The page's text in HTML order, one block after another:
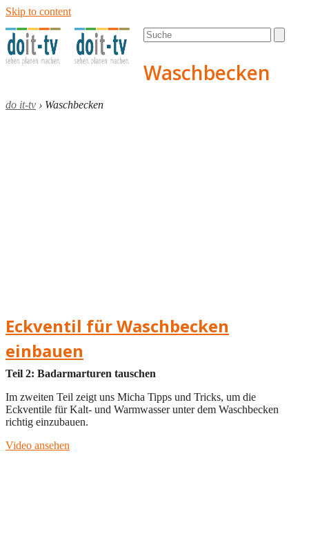
Skip to content
Open
mobile
Close
mobile
Search
Waschbecken
do it-tv › Waschbecken
Eckventil für Waschbecken
einbauen
Teil 2: Badarmarturen tauschen
Im zweiten Teil zeigt uns Micha Tipps und Tricks, um die
Eckventile für Kalt- und Warmwasser unter dem Waschbecken
richtig einzubauen.
Video ansehen